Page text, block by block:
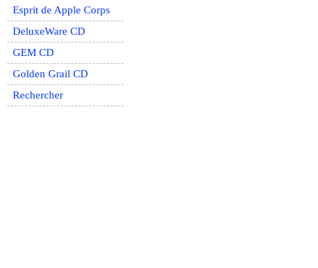
Esprit de Apple Corps
DeluxeWare CD
GEM CD
Golden Grail CD
Rechercher